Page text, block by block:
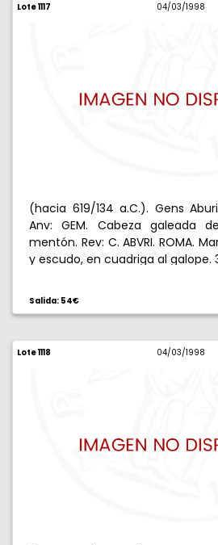
Lote 1117 04/03/1998
(hacia 619/134 a.C.). Gens
Anv: GEM. Cabeza galeada
mentón. Rev: C. ABVRI. ROMA.
y escudo, en cuadriga al galope.
Salida: 54€
Lote 1118 04/03/1998